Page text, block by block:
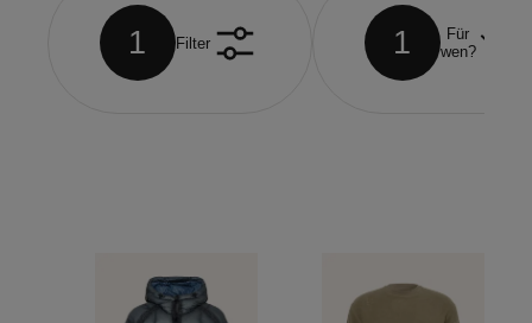
1 Filter 1
Für
wen?